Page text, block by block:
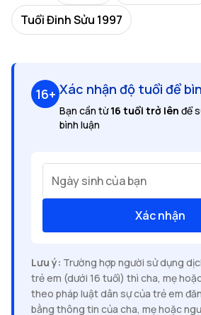
Tuổi Đinh Sửu 1997
16+ Xác nhận độ tuổi để
Bạn cần từ16 tuổi trở lên để
bình luận
Ngày sinh của bạn
Xác nhận
Lưu ý: Trường hợp người sử dụng
trẻ em (dưới 16 tuổi) thì cha, mẹ
theo pháp luật dân sự của trẻ em
bằng thông tin của cha, mẹ hoặc